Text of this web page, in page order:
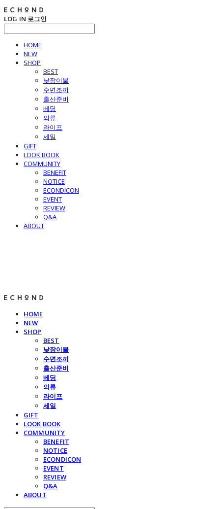
LOG IN 로그인
HOME
NEW
SHOP
BEST
낮잠이불
수면조끼
출산준비
베딩
의류
라이프
세일
GIFT
LOOK BOOK
COMMUNITY
BENEFIT
NOTICE
ECONDICON
EVENT
REVIEW
Q&A
ABOUT
HOME
NEW
SHOP
BEST
낮잠이불
수면조끼
출산준비
베딩
의류
라이프
세일
GIFT
LOOK BOOK
COMMUNITY
BENEFIT
NOTICE
ECONDICON
EVENT
REVIEW
Q&A
ABOUT